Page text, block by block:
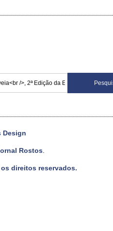
Design
Rostos
direitos reservados.